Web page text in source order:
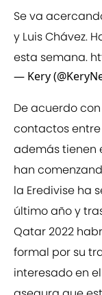
Se va
y Luis Chávez.
esta semana.
— Kery
De acuerdo
contactos entre
además tienen
han
la Eredivise ha
último año y
Qatar 2022
formal por su
interesado en